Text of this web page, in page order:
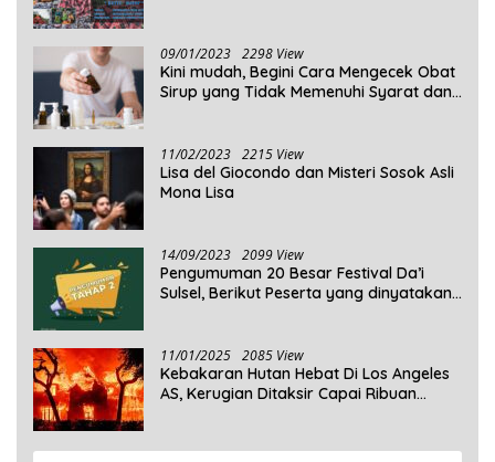
09/01/2023 2298 View
Kini mudah, Begini Cara Mengecek Obat
Sirup yang Tidak Memenuhi Syarat dan
11/02/2023 2215 View
Lisa del Giocondo dan Misteri Sosok Asli
Mona Lisa
14/09/2023 2099 View
Pengumuman 20 Besar Festival Da’i
Sulsel, Berikut Peserta yang dinyatakan
11/01/2025 2085 View
Kebakaran Hutan Hebat Di Los Angeles
AS, Kerugian Ditaksir Capai Ribuan